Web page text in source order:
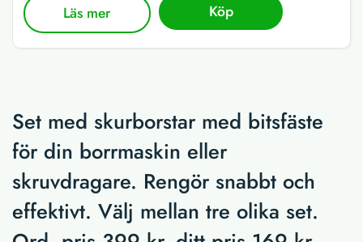
Läs mer Köp
Set med skurborstar med bitsfäste
för din borrmaskin eller
skruvdragare. Rengör snabbt och
effektivt. Välj mellan tre olika set.